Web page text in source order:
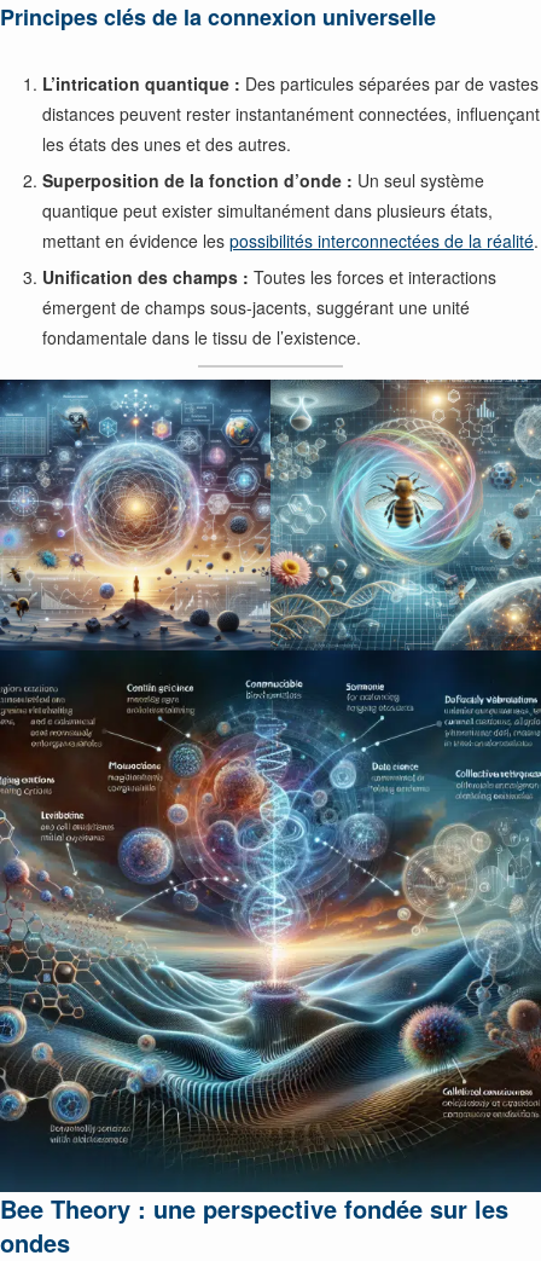
Principes clés de la connexion universelle
L’intrication quantique : Des particules séparées par de vastes
distances peuvent rester instantanément connectées, influençant
les états des unes et des autres.
Superposition de la fonction d’onde : Un seul système
quantique peut exister simultanément dans plusieurs états,
mettant en évidence les possibilités interconnectées de la réalité.
Unification des champs : Toutes les forces et interactions
émergent de champs sous-jacents, suggérant une unité
fondamentale dans le tissu de l’existence.
Bee Theory : une perspective fondée sur les
ondes